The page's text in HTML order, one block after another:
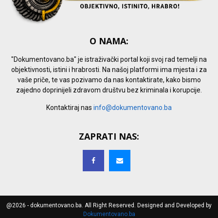
O NAMA:
"Dokumentovano.ba" je istraživački portal koji svoj rad temelji na
objektivnosti, istini i hrabrosti. Na našoj platformi ima mjesta i za
vaše priče, te vas pozivamo da nas kontaktirate, kako bismo
zajedno doprinijeli zdravom društvu bez kriminala i korupcije.
Kontaktiraj nas info@dokumentovano.ba
ZAPRATI NAS:
@2026 - dokumentovano.ba. All Right Reserved. Designed and Developed by
Dokumentovano.ba